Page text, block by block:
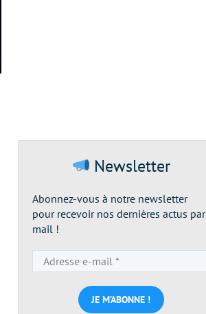
Newsletter
Abonnez-vous à notre newsletter
pour recevoir nos dernières actus par
mail !
e-
mail
*